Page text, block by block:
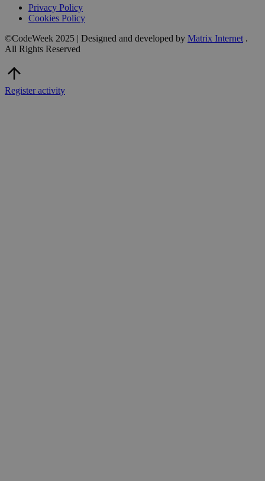
Privacy Policy
Cookies Policy
©CodeWeek 2025 | Designed and developed by Matrix Internet .
All Rights Reserved
Register activity